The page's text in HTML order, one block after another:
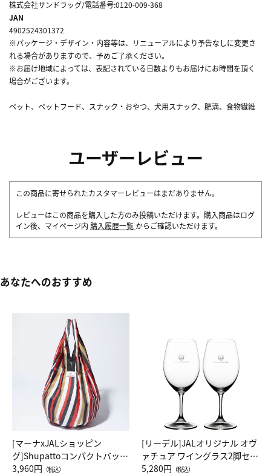
株式会社サンドラッグ/電話番号:0120-009-368
JAN
4902524301372
※パッケージ・デザイン・内容等は、リニューアルにより予告なしに変更さ
れる場合がありますので、予めご了承ください。
※お届け地域によっては、表記されている日数よりもお届けにお時間を頂く
場合がございます。
ペット、ペットフード、スナック・おやつ、犬用スナック、肥満、食物繊維
ユーザーレビュー
この商品に寄せられたカスタマーレビューはまだありません。
レビューはこの商品を購入した方のみ投稿いただけます。購入商品はログ
イン後、マイページ内 購入履歴一覧 からご確認いただけます。
あなたへのおすすめ
[マーナxJALショッピン
グ]Shupattoコンパクトバッグ
Drop JAL客室乗務員（LC）ス
3,960円 （税込）
[リーデル]JALオリジナル オヴ
ァチュア ワイングラス2脚セッ
ト（レッドワイン）
5,280円 （税込）